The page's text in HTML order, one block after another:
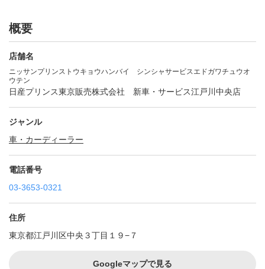
概要
店舗名
ニッサンプリンストウキョウハンバイ シンシャサービスエドガワチュウオ
ウテン
日産プリンス東京販売株式会社 新車・サービス江戸川中央店
ジャンル
車・カーディーラー
電話番号
03-3653-0321
住所
東京都江戸川区中央３丁目１９−７
Googleマップで見る